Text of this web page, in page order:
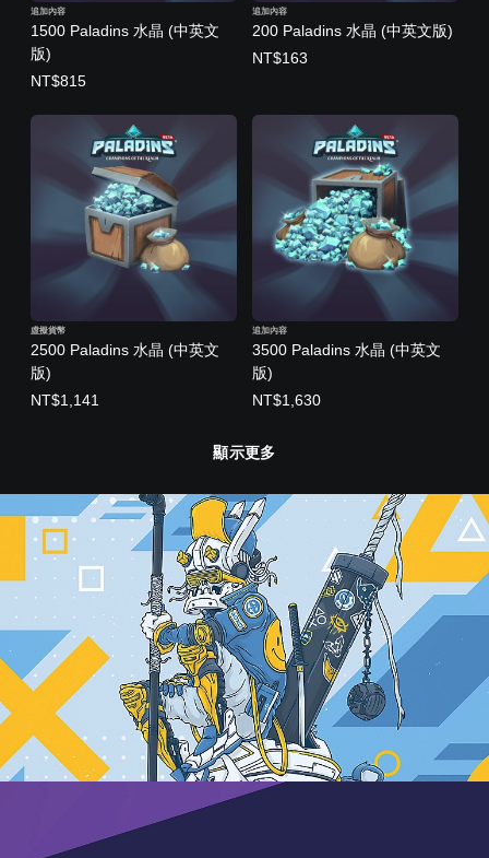
1500 Paladins 水晶 (中英文
版)
追加內容
NT$815
200 Paladins 水晶 (中英文版)
追加內容
NT$163
2500 Paladins 水晶 (中英文
版)
虛擬貨幣
NT$1,141
3500 Paladins 水晶 (中英文
版)
追加內容
NT$1,630
顯示更多